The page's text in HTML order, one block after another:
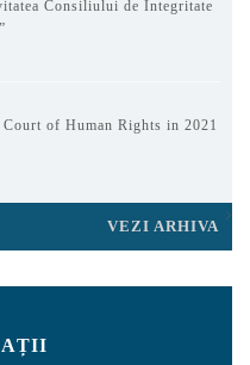
Consiliului de Integritate
of Human Rights in 2021
VEZI ARHIVA